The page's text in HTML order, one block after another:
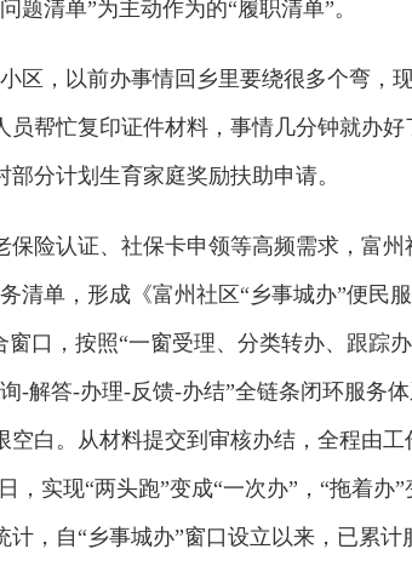
题清单”为主动作为的“履职清单”。
区，以前办事情回乡里要绕很多个弯，
员帮忙复印证件材料，事情几分钟就办
分计划生育家庭奖励扶助申请。
保险认证、社保卡申领等高频需求，富州
清单，形成《富州社区“乡事城办”便民
窗口，按照“一窗受理、分类转办、跟踪
-解答-办理-反馈-办结”全链条闭环服务
空白。从材料提交到审核办结，全程由
，实现“两头跑”变成“一次办”，“拖着办
计，自“乡事城办”窗口设立以来，已累